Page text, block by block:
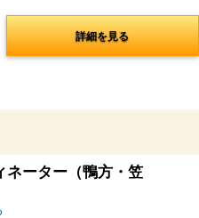
詳細を見る
ネーター（鴨方・笠